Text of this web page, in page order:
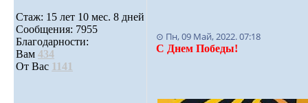
Стаж: 15 лет 10 мес. 8 дней
Сообщения: 7955
Благодарности:
Вам 434
От Вас 1141
⊙ Пн, 09 Май, 2022. 07:18
С Днем Победы!